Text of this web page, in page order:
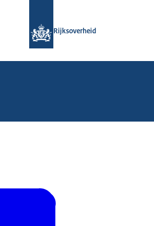
Rijksoverheid